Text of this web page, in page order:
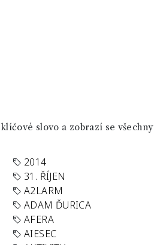
slovo a zobrazí se všechny
2014
31. ŘÍJEN
A2LARM
ADAM ĎURICA
AFERA
AIESEC